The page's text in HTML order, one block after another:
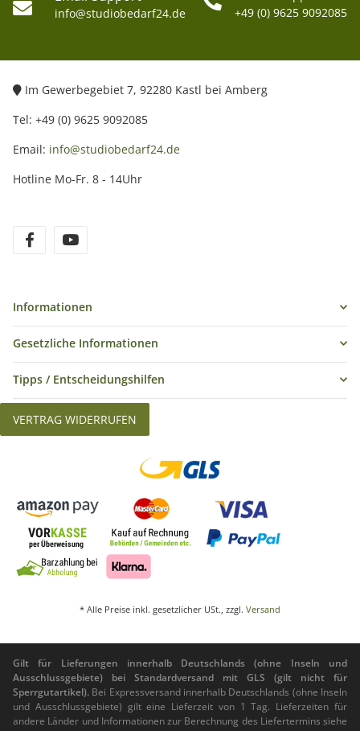
info@studiobedarf24.de
+49 (0) 9625 9092085
Im Gewerbegebiet 7, 92280 Kastl bei Amberg
Tel: +49 (0) 9625 9092085
Email: info@studiobedarf24.de
Hotline Mo-Fr. 8 - 14Uhr
Informationen
Gesetzliche Informationen
Tipps / Entscheidungshilfen
VERTRAG WIDERRUFEN
* Alle Preise inkl. gesetzlicher USt., zzgl. Versand
Gilt für Lieferungen innerhalb Deutschlands (ohne Inseln und
Ausschlussgebiete) bei Standardversand mit GLS (gilt nicht für
Sperrgutartikel). Bei Expressversand innerhalb Deutschlands (ohne Inseln
und Ausschlussgebiete) gilt eine Lieferzeit von 1 Tag. Lieferzeiten für
andere Länder und Informationen zur Berechnung des Liefertermins siehe